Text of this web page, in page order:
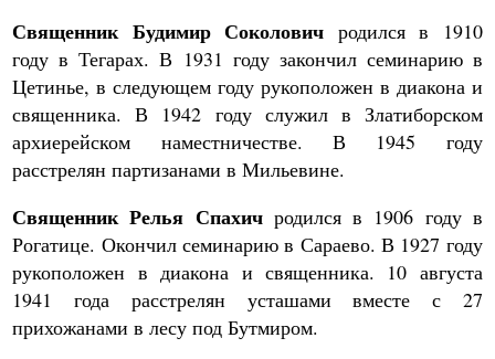
Священник Будимир Соколович родился в 1910
году в Тегарах. В 1931 году закончил семинарию в
Цетинье, в следующем году рукоположен в диакона и
священника. В 1942 году служил в Златиборском
архиерейском наместничестве. В 1945 году
расстрелян партизанами в Мильевине.
Священник Релья Спахичродился в 1906 году в
Рогатице. Окончил семинарию в Сараево. В 1927 году
рукоположен в диакона и священника. 10 августа
1941 года расстрелян усташами вместе с 27
прихожанами в лесу под Бутмиром.